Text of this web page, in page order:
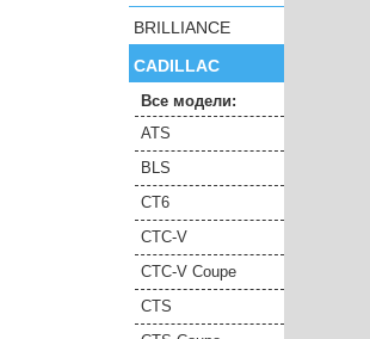
BRILLIANCE
CADILLAC
Все модели:
ATS
BLS
CT6
CTC-V
CTC-V Coupe
CTS